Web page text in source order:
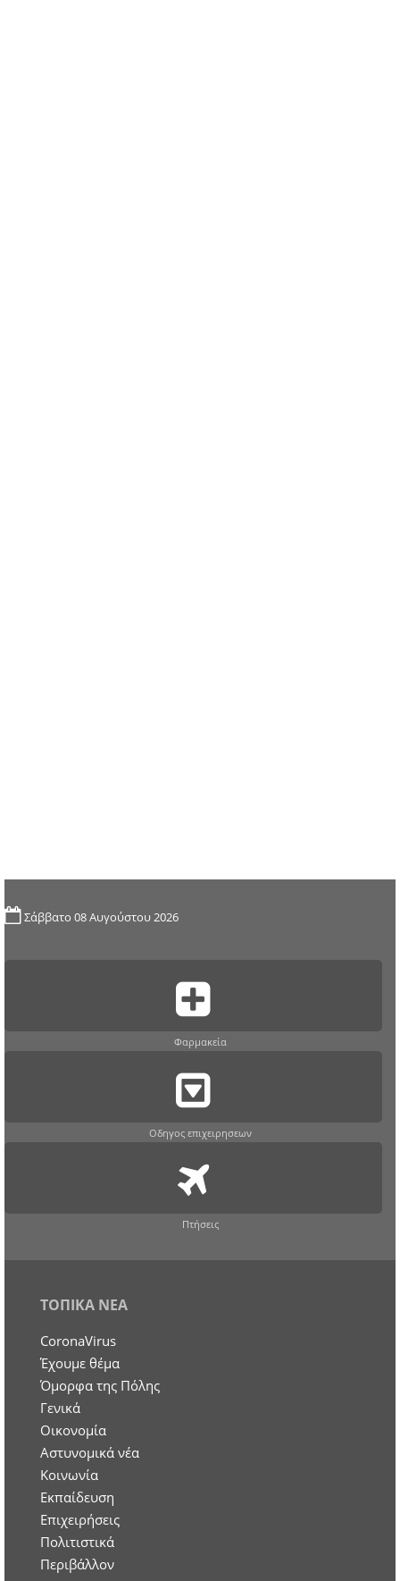
Σάββατο 08 Αυγούστου 2026
Φαρμακεία
Οδηγος επιχειρησεων
Πτήσεις
ΤΟΠΙΚΑ ΝΕΑ
CoronaVirus
Έχουμε θέμα
Όμορφα της Πόλης
Γενικά
Οικονομία
Aστυνομικά νέα
Κοινωνία
Εκπαίδευση
Επιχειρήσεις
Πολιτιστικά
Περιβάλλον